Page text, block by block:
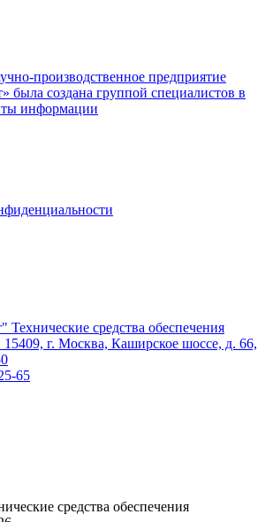
производственное предприятие
была создана группой специалистов в
информации
средства обеспечения
15409, г. Москва, Каширское шоссе, д. 66,
65
средства обеспечения